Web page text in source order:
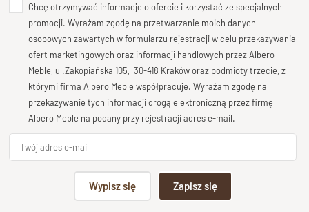
wizualnie nie przytłacza, a jednocześnie emanuje solidnością
i klasą. Charakterystyczne, pełne wezgłowie wykonane z
jednego fragmentu drewna podkreśla niepowtarzalne
usłojenie palisandru – każdy egzemplarz jest wyjątkowy.
Łóżko CITY Oslo nie posiada pojemnika – to wybór dla osób
ceniących czystą linię, łatwość sprzątania pod
meblemoraz otwartą przestrzeń w sypialni.
Cechy produktu:
Wykonane w całości z
litego drewna palisandru
Dodaj opinię o produkcie
Twoja ocena
Bardzo dobry
Twoja opinia o produkcie
Podpis
Chcę otrzymywać informacje o ofercie i korzystać ze specjalnych
promocji. Wyrażam zgodę na przetwarzanie moich danych
osobowych zawartych w formularzu rejestracji w celu przekazywania
ofert marketingowych oraz informacji handlowych przez Albero
Meble, ul.Zakopiańska 105, 30-418 Kraków oraz podmioty trzecie, z
którymi firma Albero Meble współpracuje. Wyrażam zgodę na
przekazywanie tych informacji drogą elektroniczną przez firmę
Albero Meble na podany przy rejestracji adres e-mail.
Wypisz się Zapisz się